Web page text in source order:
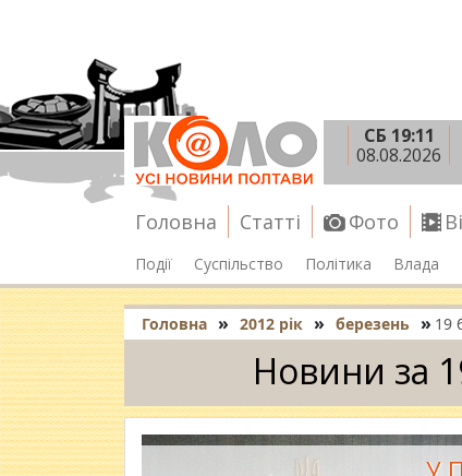
СБ 19:11
08.08.2026
Головна Статті Фото
Події Суспільство Політика Влада
Головна » 2012 рік » березень » 19
Новини за
У